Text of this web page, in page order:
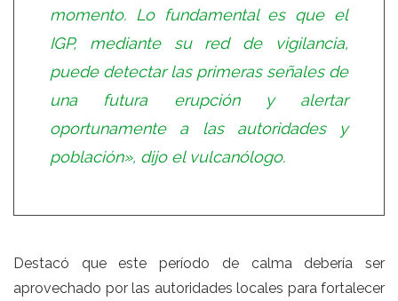
momento. Lo fundamental es que el
IGP, mediante su red de vigilancia,
puede detectar las primeras señales de
una futura erupción y alertar
oportunamente a las autoridades y
población», dijo el vulcanólogo.
Destacó que este período de calma debería ser
aprovechado por las autoridades locales para fortalecer